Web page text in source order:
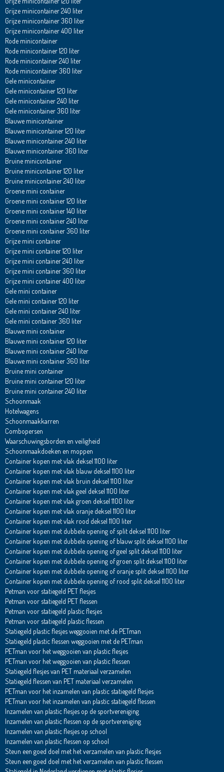
Grijze minicontainer 240 liter
Grijze minicontainer 360 liter
Grijze minicontainer 400 liter
Rode minicontainer
Rode minicontainer 120 liter
Rode minicontainer 240 liter
Rode minicontainer 360 liter
Gele minicontainer
Gele minicontainer 120 liter
Gele minicontainer 240 liter
Gele minicontainer 360 liter
Blauwe minicontainer
Blauwe minicontainer 120 liter
Blauwe minicontainer 240 liter
Blauwe minicontainer 360 liter
Bruine minicontainer
Bruine minicontainer 120 liter
Bruine minicontainer 240 liter
Groene mini container
Groene mini container 120 liter
Groene mini container 140 liter
Groene mini container 240 liter
Groene mini container 360 liter
Grijze mini container
Grijze mini container 120 liter
Grijze mini container 240 liter
Grijze mini container 360 liter
Grijze mini container 400 liter
Gele mini container
Gele mini container 120 liter
Gele mini container 240 liter
Gele mini container 360 liter
Blauwe mini container
Blauwe mini container 120 liter
Blauwe mini container 240 liter
Blauwe mini container 360 liter
Bruine mini container
Bruine mini container 120 liter
Bruine mini container 240 liter
Schoonmaak
Hotelwagens
Schoonmaakkarren
Combopersen
Waarschuwingsborden en veiligheid
Schoonmaakdoeken en moppen
Container kopen met vlak deksel 1100 liter
Container kopen met vlak blauw deksel 1100 liter
Container kopen met vlak bruin deksel 1100 liter
Container kopen met vlak geel deksel 1100 liter
Container kopen met vlak groen deksel 1100 liter
Container kopen met vlak oranje deksel 1100 liter
Container kopen met vlak rood deksel 1100 liter
Container kopen met dubbele opening of split deksel 1100 liter
Container kopen met dubbele opening of blauw split deksel 1100 liter
Container kopen met dubbele opening of geel split deksel 1100 liter
Container kopen met dubbele opening of groen split deksel 1100 liter
Container kopen met dubbele opening of oranje split deksel 1100 liter
Container kopen met dubbele opening of rood split deksel 1100 liter
Petman voor statiegeld PET flesjes
Petman voor statiegeld PET flessen
Petman voor statiegeld plastic flesjes
Petman voor statiegeld plastic flessen
Statiegeld plastic flesjes weggooien met de PETman
Statiegeld plastic flessen weggooien met de PETman
PETman voor het weggooien van plastic flesjes
PETman voor het weggooien van plastic flessen
Statiegeld flesjes van PET materiaal verzamelen
Statiegeld flessen van PET materiaal verzamelen
PETman voor het inzamelen van plastic statiegeld flesjes
PETman voor het inzamelen van plastic statiegeld flessen
Inzamelen van plastic flesjes op de sportvereniging
Inzamelen van plastic flessen op de sportvereniging
Inzamelen van plastic flesjes op school
Inzamelen van plastic flessen op school
Steun een goed doel met het verzamelen van plastic flesjes
Steun een goed doel met het verzamelen van plastic flessen